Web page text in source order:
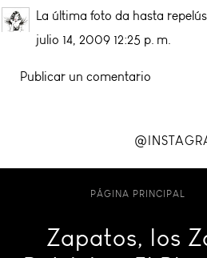
La última foto da hasta
julio 14, 2009 12:25 p. m.
Publicar un comentario
PÁGINA PRINCIPAL
Zapatos, los